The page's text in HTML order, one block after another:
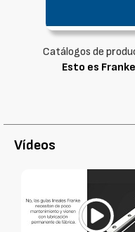
Catálogos de
Esto es Franke
Vídeos